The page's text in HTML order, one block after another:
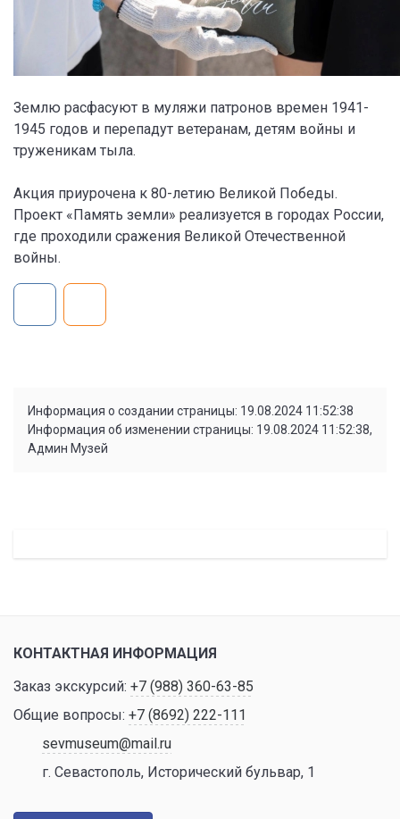
Землю расфасуют в муляжи патронов времен 1941-
1945 годов и перепадут ветеранам, детям войны и
труженикам тыла.
Акция приурочена к 80-летию Великой Победы.
Проект «Память земли» реализуется в городах России,
где проходили сражения Великой Отечественной
войны.
Информация о создании страницы: 19.08.2024 11:52:38
Информация об изменении страницы: 19.08.2024 11:52:38,
Админ Музей
КОНТАКТНАЯ ИНФОРМАЦИЯ
Заказ экскурсий: +7 (988) 360-63-85
Общие вопросы: +7 (8692) 222-111
sevmuseum@mail.ru
г. Севастополь, Исторический бульвар, 1